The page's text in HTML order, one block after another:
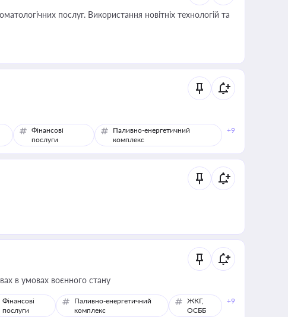
послуг. Використання новітніх технологій та
Фінансові
послуги
Паливно-енергетичний
комплекс
+9
в умовах воєнного стану
Фінансові
послуги
Паливно-енергетичний
комплекс
ЖКГ,
ОСББ
+9